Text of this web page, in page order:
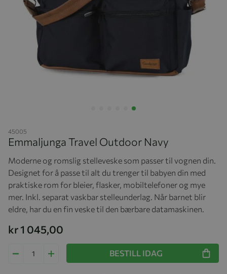
45005
Emmaljunga Travel Outdoor Navy
Moderne og romslig stelleveske som passer til vognen din.
Designet for å passe til alt du trenger til babyen din med
praktiske rom for bleier, flasker, mobiltelefoner og mye
mer. Inkl. separat vaskbar stelleunderlag. Når barnet blir
eldre, har du en fin veske til den bærbare datamaskinen.
kr 1 045,00
BESTILL IDAG